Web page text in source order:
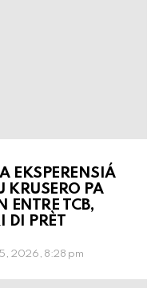
EKSPERENSIÁ
KRUSERO PA
ENTRE TCB,
DI PRÈT
2026, 8:28 pm